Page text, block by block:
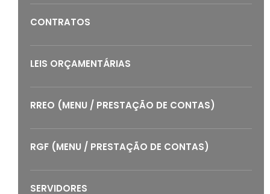
CONTRATOS
LEIS ORÇAMENTÁRIAS
RREO (MENU / PRESTAÇÃO DE CONTAS)
RGF (MENU / PRESTAÇÃO DE CONTAS)
SERVIDORES